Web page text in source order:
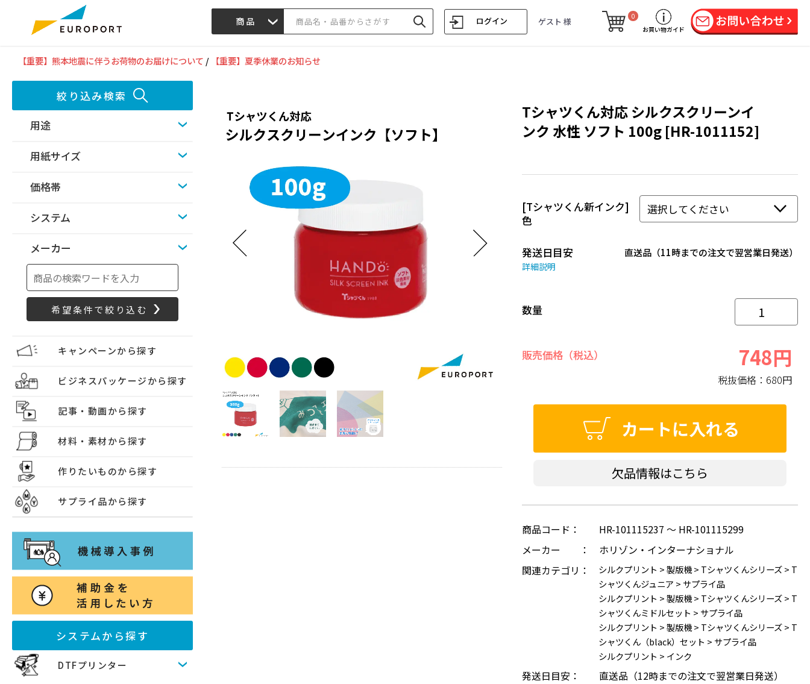
商品 ログイン ゲスト 様
0
お買い物ガイド
【重要】熊本地震に伴うお荷物のお届けについて / 【重要】夏季休業のお知らせ
絞り込み検索
用途
用紙サイズ
価格帯
システム
メーカー
キャンペーンから探す
ビジネスパッケージから探す
記事・動画から探す
材料・素材から探す
作りたいものから探す
サプライ品から探す
システムから探す
DTFプリンター
Tシャツくん対応 シルクスクリーンイ
ンク 水性 ソフト 100g [HR-1011152]
[Tシャツくん新インク]
色
発送日目安
詳細説明
直送品（11時までの注文で翌営業日発送）
数量
販売価格（税込） 748円
税抜価格： 680円
カートに入れる
欠品情報はこちら
商品コード：
HR-101115237 ～ HR-101115299
メーカー ：
ホリゾン・インターナショナル
関連カテゴリ：
シルクプリント >製版機> Tシャツくんシリーズ> T
シャツくんジュニア > サプライ品
シルクプリント >製版機> Tシャツくんシリーズ> T
シャツくんミドルセット > サプライ品
シルクプリント >製版機> Tシャツくんシリーズ> T
シャツくん（black）セット > サプライ品
シルクプリント > インク
発送日目安： 直送品（12時までの注文で翌営業日発送）